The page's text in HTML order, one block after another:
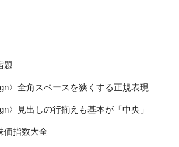
題
〉全角スペースを狭くする正規表現
〉見出しの行揃えも基本が「中央」
価指数大全